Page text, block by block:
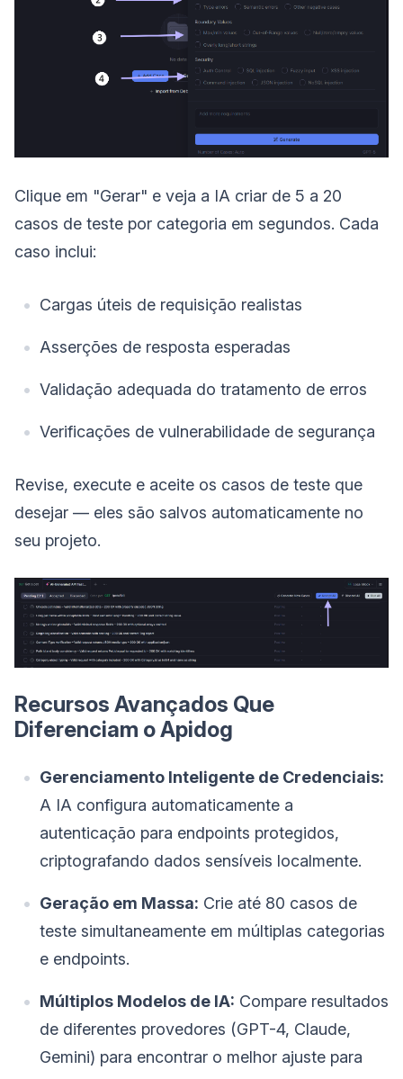
Clique em "Gerar" e veja a IA criar de 5 a 20
casos de teste por categoria em segundos. Cada
caso inclui:
Cargas úteis de requisição realistas
Asserções de resposta esperadas
Validação adequada do tratamento de erros
Verificações de vulnerabilidade de segurança
Revise, execute e aceite os casos de teste que
desejar — eles são salvos automaticamente no
seu projeto.
Recursos Avançados Que
Diferenciam o Apidog
Gerenciamento Inteligente de Credenciais:
A IA configura automaticamente a
autenticação para endpoints protegidos,
criptografando dados sensíveis localmente.
Geração em Massa: Crie até 80 casos de
teste simultaneamente em múltiplas categorias
e endpoints.
Múltiplos Modelos de IA: Compare resultados
de diferentes provedores (GPT-4, Claude,
Gemini) para encontrar o melhor ajuste para